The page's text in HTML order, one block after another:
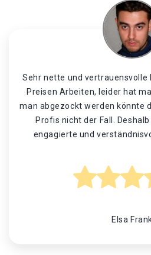
Sehr nette und vertrauensvolle
Preisen Arbeiten, leider hat
man abgezockt werden könnte
Profis nicht der Fall.
engagierte und
Elsa